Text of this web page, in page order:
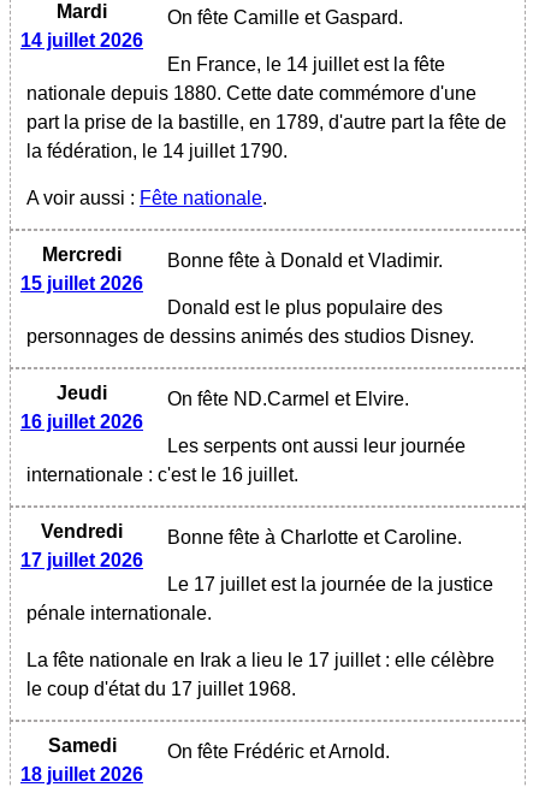
Mardi
14 juillet 2026
On fête Camille et Gaspard.
En France, le 14 juillet est la fête
nationale depuis 1880. Cette date commémore d'une
part la prise de la bastille, en 1789, d'autre part la fête de
la fédération, le 14 juillet 1790.
A voir aussi : Fête nationale.
Mercredi
15 juillet 2026
Bonne fête à Donald et Vladimir.
Donald est le plus populaire des
personnages de dessins animés des studios Disney.
Jeudi
16 juillet 2026
On fête ND.Carmel et Elvire.
Les serpents ont aussi leur journée
internationale : c'est le 16 juillet.
Vendredi
17 juillet 2026
Bonne fête à Charlotte et Caroline.
Le 17 juillet est la journée de la justice
pénale internationale.
La fête nationale en Irak a lieu le 17 juillet : elle célèbre
le coup d'état du 17 juillet 1968.
Samedi
18 juillet 2026
On fête Frédéric et Arnold.